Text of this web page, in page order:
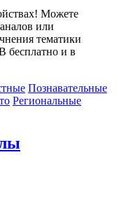
Можете
или
тематики
бесплатно и в
Познавательные
Региональные